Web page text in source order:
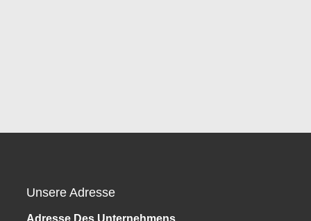
Unsere Adresse
Adresse Des Unternehmens